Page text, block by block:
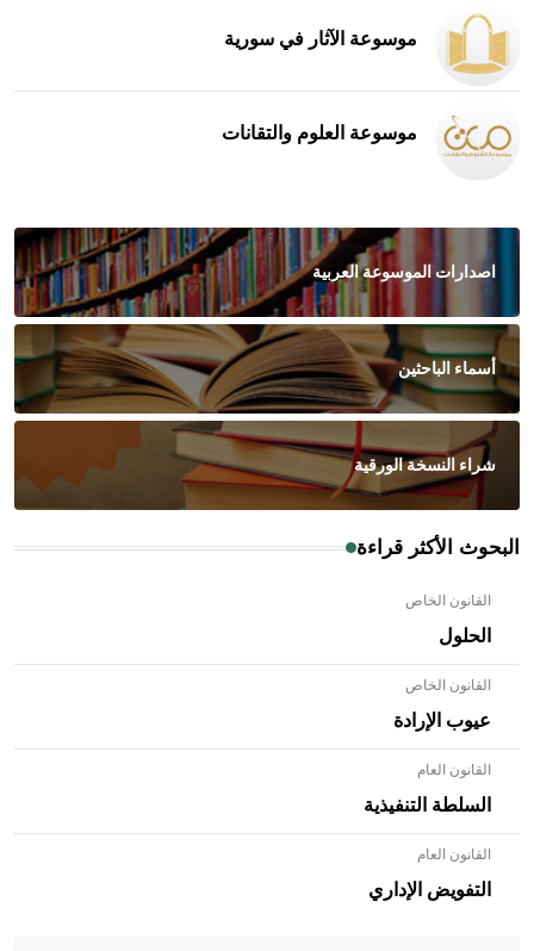
موسوعة الآثار في سورية
موسوعة العلوم والتقانات
اصدارات الموسوعة العربية
أسماء الباحثين
شراء النسخة الورقية
البحوث الأكثر قراءة
القانون الخاص
الحلول
القانون الخاص
عيوب الإرادة
القانون العام
السلطة التنفيذية
القانون العام
التفويض الإداري
- هل تعلم أن الأبلق نوع من الفنون الهندسية التي ارتبطت
بالعمارة الإسلامية في بلاد الشام ومصر خاصة، حيث يحرص
المعمار على بناء مداميكه وخاصة في الواجهات